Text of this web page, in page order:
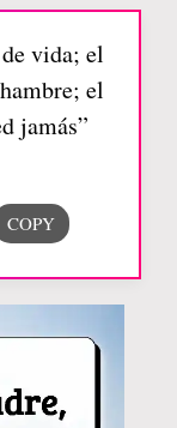
vida; el
el
jamás”